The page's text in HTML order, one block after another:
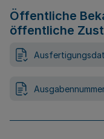
Öffentliche
öffentliche